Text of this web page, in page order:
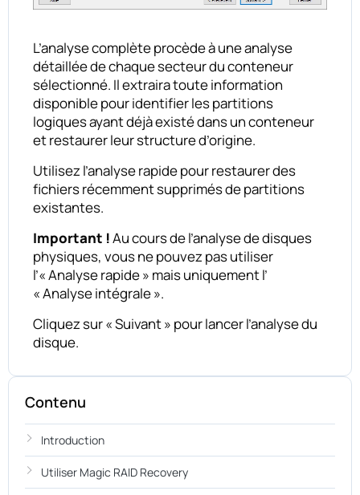
L’analyse complète procède à une analyse
détaillée de chaque secteur du conteneur
sélectionné. Il extraira toute information
disponible pour identifier les partitions
logiques ayant déjà existé dans un conteneur
et restaurer leur structure d’origine.
Utilisez l’analyse rapide pour restaurer des
fichiers récemment supprimés de partitions
existantes.
Important !Au cours de l’analyse de disques
physiques, vous ne pouvez pas utiliser
l’« Analyse rapide » mais uniquement l’
« Analyse intégrale ».
Cliquez sur « Suivant » pour lancer l’analyse du
disque.
Contenu
Introduction
Utiliser Magic RAID Recovery